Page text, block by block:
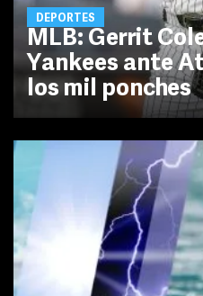
DEPORTES
MLB: Gerrit
Yankees ante
los mil ponches